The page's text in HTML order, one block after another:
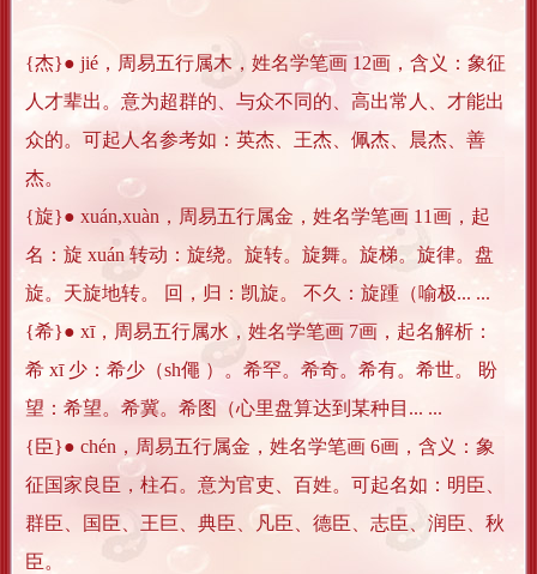
{杰}● jié，周易五行属木，姓名学笔画 12画，含义：象征
人才辈出。意为超群的、与众不同的、高出常人、才能出
众的。可起人名参考如：英杰、王杰、佩杰、晨杰、善
杰。
{旋}● xuán,xuàn，周易五行属金，姓名学笔画 11画，起
名：旋 xuán 转动：旋绕。旋转。旋舞。旋梯。旋律。盘
旋。天旋地转。 回，归：凯旋。 不久：旋踵（喻极... ...
{希}● xī，周易五行属水，姓名学笔画 7画，起名解析：
希 xī 少：希少（sh僶 ）。希罕。希奇。希有。希世。 盼
望：希望。希冀。希图（心里盘算达到某种目... ...
{臣}● chén，周易五行属金，姓名学笔画 6画，含义：象
征国家良臣，柱石。意为官吏、百姓。可起名如：明臣、
群臣、国臣、王巨、典臣、凡臣、德臣、志臣、润臣、秋
臣。